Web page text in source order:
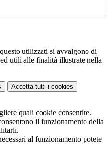
utilizzati si avvalgono di
utili alle finalità illustrate nella
Accetta tutti i cookies
quali cookie consentire.
il funzionamento della
al funzionamento potete